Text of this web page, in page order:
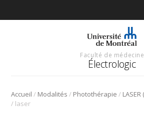
Faculté de médecine
Électrologic
Accueil / Modalités / Photothérapie /
/ laser